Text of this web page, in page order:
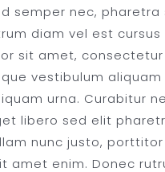
semper nec, pharetra
diam vel est cursus
sit amet,
vestibulum aliquam
urna. Curabitur
libero sed elit
nunc justo,
amet enim. Donec